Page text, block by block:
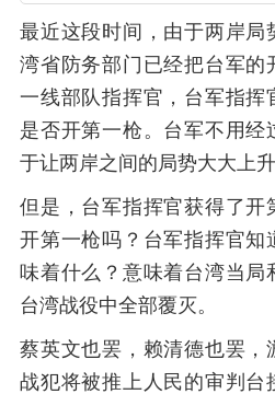
最近这段时间，由于两岸局
湾省防务部门已经把台军的
一线部队指挥官，台军指挥
是否开第一枪。台军不用
于让两岸之间的局势大大上升
但是，台军指挥官获得了开
开第一枪吗？台军指挥官知
味着什么？意味着台湾当局
台湾战役中全部覆灭。
蔡英文也罢，赖清德也罢，
战犯将被推上人民的审判台